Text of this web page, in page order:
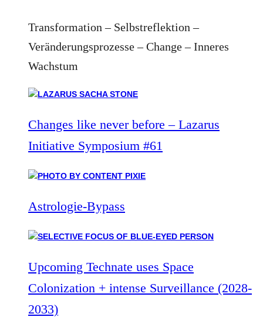
Transformation – Selbstreflektion –
Veränderungsprozesse – Change – Inneres
Wachstum
Changes like never before – Lazarus
Initiative Symposium #61
Astrologie-Bypass
Upcoming Technate uses Space
Colonization + intense Surveillance (2028-
2033)